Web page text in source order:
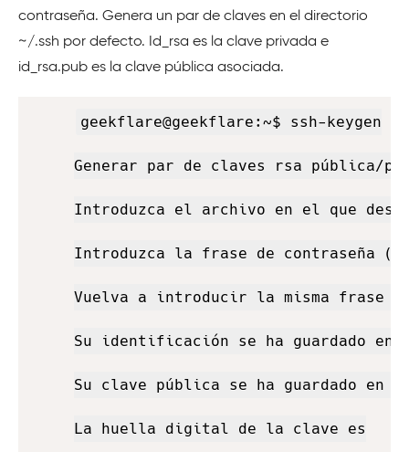
contraseña. Genera un par de claves en el directorio
~/.ssh por defecto. Id_rsa es la clave privada e
id_rsa.pub es la clave pública asociada.
geekflare@geekflare:~$ ssh-keygen
Generar par de claves rsa pública/
Introduzca el archivo en el que
Introduzca la frase de contraseña
Vuelva a introducir la misma frase
Su identificación se ha guardado en
Su clave pública se ha guardado en
La huella digital de la clave es